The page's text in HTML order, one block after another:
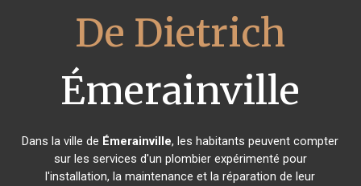
De Dietrich
Émerainville
Dans la ville de Émerainville, les habitants peuvent compter
sur les services d'un plombier expérimenté pour
l'installation, la maintenance et la réparation de leur